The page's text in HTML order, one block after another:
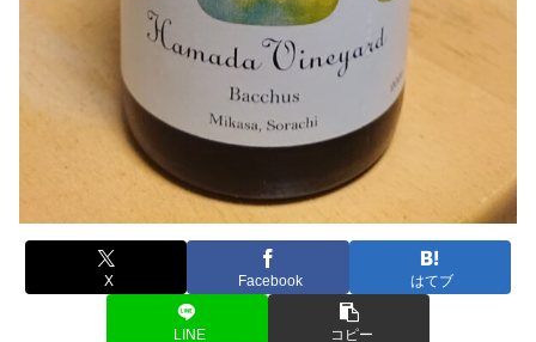
X Facebook はてブ
LINE コピー